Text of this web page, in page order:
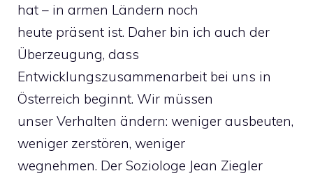
hat – in armen Ländern noch
heute präsent ist. Daher bin ich auch der
Überzeugung, dass
Entwicklungszusammenarbeit bei uns in
Österreich beginnt. Wir müssen
unser Verhalten ändern: weniger ausbeuten,
weniger zerstören, weniger
wegnehmen. Der Soziologe Jean Ziegler